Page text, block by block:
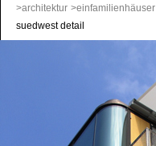
>architektur >einfamilienhäuser
suedwest detail